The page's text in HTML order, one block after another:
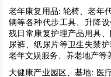
老年康复用品: 轮椅、老年
辆等各种代步工具、升降
残日常康复护理产品用具
尿裤、纸尿片等卫生失禁
老年文娱服务、养老地产等
大健康产业园区、基地: 医